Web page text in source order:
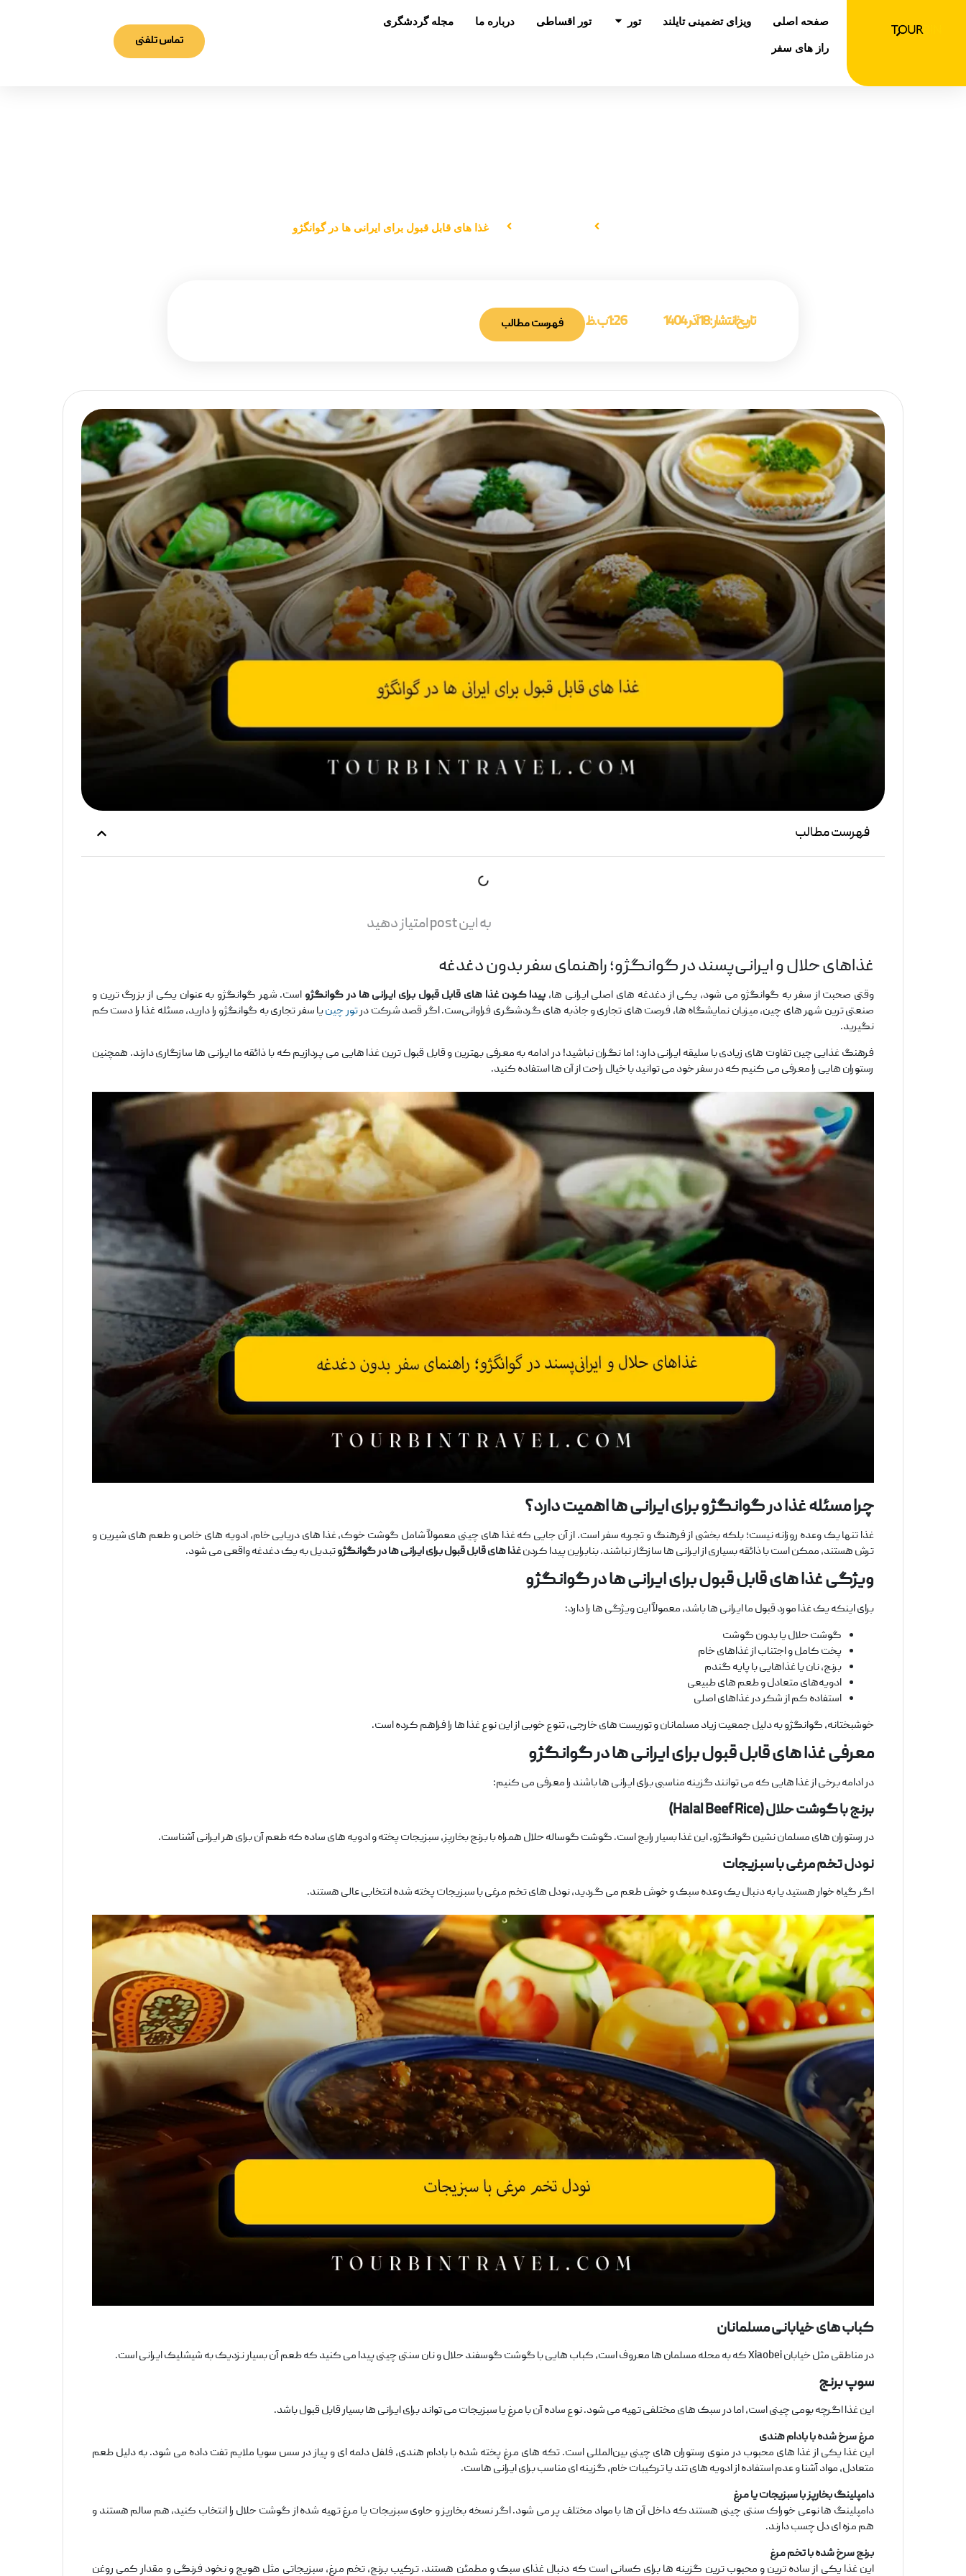
صفحه اصلی ویزای تضمینی تایلند تور باز کردن در تور
تور اقساطی درباره ما
مجله گردشگری
راز های سفر
تماس تلفنی
غذا های قابل ‌قبول برای ایرانی ‌ها در گوانگژو
تاریخ انتشار :18 آذر 1404 1:26 ب.ظ فهرست مطالب
فهرست مطالب
به این post امتیاز دهید
غذاهای حلال و ایرانی‌پسند در گوانگژو؛ راهنمای سفر بدون دغدغه
وقتی صحبت از سفر به گوانگژو می‌ شود، یکی از دغدغه ‌های اصلی ایرانی‌ ها، پیدا کردن غذا های قابل ‌قبول برای ایرانی ‌ها در گوانگژو است. شهر گوانگژو به عنوان یکی از بزرگ ‌ترین و
صنعتی ‌ترین شهر های چین، میزبان نمایشگاه ‌ها، فرصت ‌های تجاری و جاذبه ‌های گردشگری فراوانی‌ست. اگر قصد شرکت درتور چینیا سفر تجاری به گوانگژو را دارید، مسئله غذا را دست ‌کم
نگیرید.
فرهنگ غذایی چین تفاوت‌ های زیادی با سلیقه ایرانی دارد؛ اما نگران نباشید! در ادامه به معرفی بهترین و قابل ‌قبول‌ ترین غذا هایی می ‌پردازیم که با ذائقه ما ایرانی ‌ها سازگاری دارند. همچنین
رستوران ‌هایی را معرفی می ‌کنیم که در سفر خود می ‌توانید با خیال راحت از آن ‌ها استفاده کنید.
چرا مسئله غذا در گوانگژو برای ایرانی‌ها اهمیت دارد؟
غذا تنها یک وعده روزانه نیست؛ بلکه بخشی از فرهنگ و تجربه سفر است. از آن‌ جایی که غذا های چینی معمولاً شامل گوشت خوک، غذا های دریایی خام، ادویه ‌های خاص و طعم ‌های شیرین و
ترش هستند، ممکن است با ذائقه بسیاری از ایرانی ‌ها سازگار نباشند. بنابراین پیدا کردنغذاهای قابل ‌قبول برای ایرانی‌ها در گوانگژوتبدیل به یک دغدغه واقعی می‌ شود.
ویژگی‌ غذاهای قابل ‌قبول برای ایرانی‌ها در گوانگژو
برای اینکه یک غذا مورد قبول ما ایرانی ‌ها باشد، معمولاً این ویژگی ‌ها را دارد:
گوشت حلال یا بدون گوشت
پخت کامل و اجتناب از غذاهای خام
برنج، نان یا غذاهایی با پایه گندم
ادویه‌های متعادل و طعم ‌های طبیعی
استفاده کم از شکر در غذاهای اصلی
خوشبختانه، گوانگژو به دلیل جمعیت زیاد مسلمانان و توریست‌ های خارجی، تنوع خوبی از این نوع غذا ها را فراهم کرده است.
معرفی غذاهای قابل ‌قبول برای ایرانی‌ها در گوانگژو
در ادامه برخی از غذا هایی که می ‌توانند گزینه مناسبی برای ایرانی ‌ها باشند را معرفی می ‌کنیم:
برنج با گوشت حلال(Halal Beef Rice)
در رستوران ‌های مسلمان ‌نشین گوانگژو، این غذا بسیار رایج است. گوشت گوساله حلال همراه با برنج بخارپز، سبزیجات پخته و ادویه ‌های ساده که طعم آن برای هر ایرانی آشناست.
نودل تخم‌مرغی با سبزیجات
اگر گیاه‌ خوار هستید یا به دنبال یک وعده سبک و خوش ‌طعم می ‌گردید، نودل‌ های تخم ‌مرغی با سبزیجات پخته‌ شده انتخابی عالی هستند.
کباب‌های خیابانی مسلمانان
در مناطقی مثل خیابان Xiaobei که به محله مسلمان ‌ها معروف است، کباب ‌هایی با گوشت گوسفند حلال و نان سنتی چینی پیدا می‌ کنید که طعم آن بسیار نزدیک به شیشلیک ایرانی است.
سوپ برنج
این غذا اگرچه بومی چینی است، اما در سبک ‌های مختلفی تهیه می‌ شود. نوع ساده آن با مرغ یا سبزیجات می ‌تواند برای ایرانی ‌ها بسیار قابل ‌قبول باشد.
مرغ سرخ‌شده با بادام‌هندی
این غذا یکی از غذا های محبوب در منوی رستوران ‌های چینی بین‌المللی است. تکه ‌های مرغ پخته ‌شده با بادام ‌هندی، فلفل دلمه ‌ای و پیاز در سس سویا ملایم تفت داده می ‌شود. به دلیل طعم
متعادل، مواد آشنا و عدم استفاده از ادویه‌ های تند یا ترکیبات خام، گزینه ‌ای مناسب برای ایرانی ‌هاست.
دامپلینگ بخارپز با سبزیجات یا مرغ
دامپلینگ ‌ها نوعی خوراک سنتی چینی هستند که داخل آن‌ ها با مواد مختلف پر می ‌شود. اگر نسخه بخارپز و حاوی سبزیجات یا مرغ تهیه ‌شده از گوشت حلال را انتخاب کنید، هم سالم هستند و
هم مزه ‌ای دل‌ چسب دارند.
برنج سرخ‌شده با تخم‌مرغ
این غذا یکی از ساده‌ ترین و محبوب ‌ترین گزینه ‌ها برای کسانی است که دنبال غذای سبک و مطمئن هستند. ترکیب برنج، تخم ‌مرغ، سبزیجاتی مثل هویج و نخود فرنگی و مقدار کمی روغن